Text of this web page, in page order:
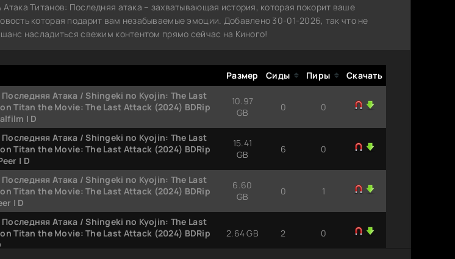
Атака Титанов: Последняя атака – захватывающая история, которая покорит ваше
которая подарит вам незабываемые эмоции. Добавлено 30-01-2026, так что не
насладиться свежим контентом прямо сейчас на Киного!
Размер Сиды Пиры
Скачать
Последняя Атака / Shingeki no Kyojin: The Last
Titan the Movie: The Last Attack (2024) BDRip
| D
10.97
GB
0 0
Последняя Атака / Shingeki no Kyojin: The Last
Titan the Movie: The Last Attack (2024) BDRip
| D
15.41
GB
6 0
Последняя Атака / Shingeki no Kyojin: The Last
Titan the Movie: The Last Attack (2024) BDRip
| D
6.60
GB
0 1
Последняя Атака / Shingeki no Kyojin: The Last
Titan the Movie: The Last Attack (2024) BDRip
2.64 GB 2 0